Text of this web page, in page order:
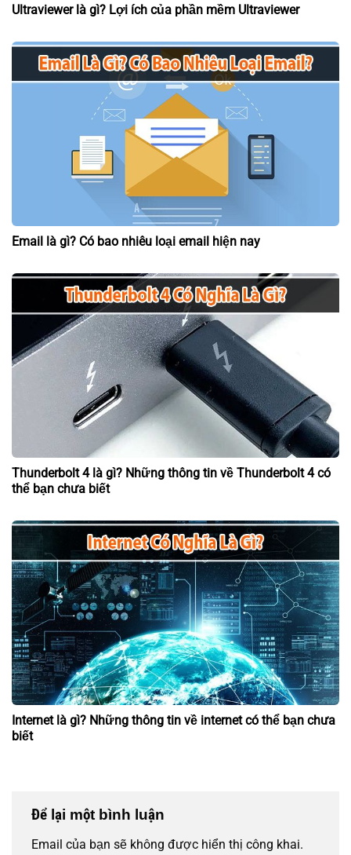
Ultraviewer là gì? Lợi ích của phần mềm Ultraviewer
Email là gì? Có bao nhiêu loại email hiện nay
Thunderbolt 4 là gì? Những thông tin về Thunderbolt 4 có
thể bạn chưa biết
Internet là gì? Những thông tin về internet có thể bạn chưa
biết
Để lại một bình luận
Email của bạn sẽ không được hiển thị công khai.